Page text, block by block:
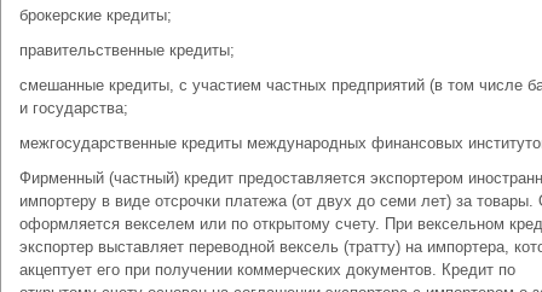
брокерские кредиты;
правительственные кредиты;
смешанные кредиты, с участием частных предприятий (в том числе
и государства;
межгосударственные кредиты международных финансовых
Фирменный (частный) кредит предоставляется экспортером
импортеру в виде отсрочки платежа (от двух до семи лет) за товары.
оформляется векселем или по открытому счету. При вексельном
экспортер выставляет переводной вексель (тратту) на импортера,
акцептует его при получении коммерческих документов. Кредит по